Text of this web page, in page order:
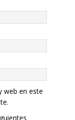
web en este